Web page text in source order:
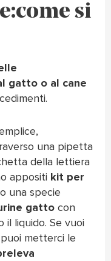
come si
gatto o al cane
una pipetta
della lettiera
appositi kit per
una specie
gatto con
il liquido. Se vuoi
metterci le